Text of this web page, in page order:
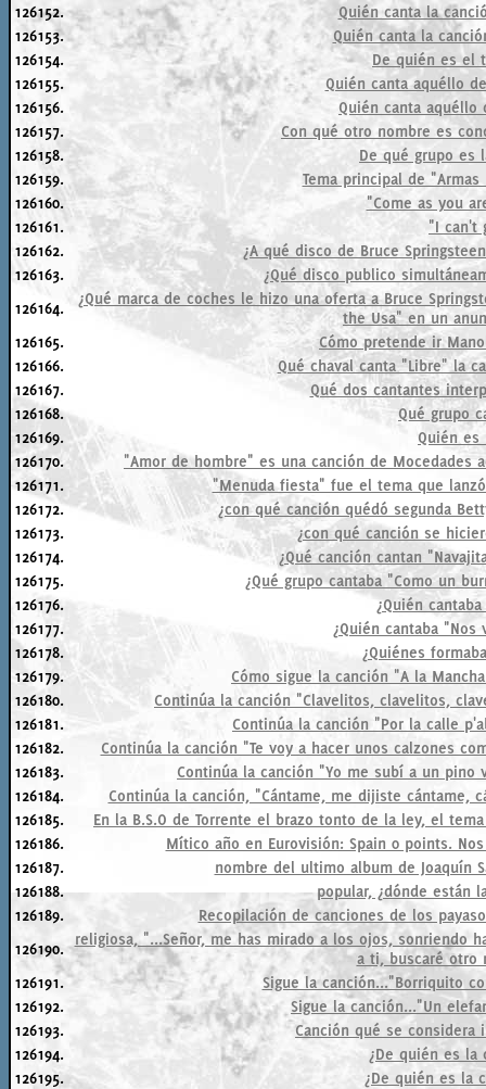
126152.
Quién canta la
126153.
Quién canta la
126154.
De quién es el
126155.
Quién canta aquéllo
126156.
Quién canta aquéllo
126157.
Con qué otro nombre es
126158.
De qué grupo es
126159.
Tema principal de
126160.
"Come as you
126161.
"I can't
126162.
¿A qué disco de Bruce
126163.
¿Qué disco publico
126164.
¿Qué marca de coches le hizo una oferta a Bruce
the Usa" en un
126165.
Cómo pretende ir
126166.
Qué chaval canta "Libre" la
126167.
Qué dos cantantes
126168.
Qué grupo
126169.
Quién es
126170.
"Amor de hombre" es una canción de Mocedades
126171.
"Menuda fiesta" fue el tema que
126172.
¿con qué canción quédó segunda
126173.
¿con qué canción se
126174.
¿Qué canción cantan
126175.
¿Qué grupo cantaba "Como un
126176.
¿Quién
126177.
¿Quién cantaba
126178.
¿Quiénes
126179.
Cómo sigue la canción "A la
126180.
Continúa la canción "Clavelitos, clavelitos,
126181.
Continúa la canción "Por la calle
126182.
Continúa la canción "Te voy a hacer unos calzones
126183.
Continúa la canción "Yo me subí a un
126184.
Continúa la canción, "Cántame, me dijiste cántame,
126185.
En la B.S.O de Torrente el brazo tonto de la ley, el
126186.
Mítico año en Eurovisión: Spain 0 points.
126187.
nombre del ultimo album de Joaquín
126188.
popular, ¿dónde están
126189.
Recopilación de canciones de los
126190.
religiosa, "...Señor, me has mirado a los ojos, sonriendo
a ti, buscaré otro
126191.
Sigue la canción..."Borriquito
126192.
Sigue la canción..."Un
126193.
Canción qué se considera
126194.
¿De quién es la
126195.
¿De quién es la